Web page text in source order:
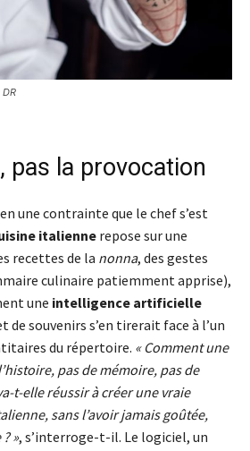
pas la provocation
une contrainte que le chef s’est
italiennerepose sur une
recettes de la nonna, des gestes
culinaire patiemment apprise),
une intelligence artificielle
de souvenirs s’en tirerait face à l’un
du répertoire. « Comment une
pas de mémoire, pas de
t-elle réussir à créer une vraie
sans l’avoir jamais goûtée,
», s’interroge-t-il. Le logiciel, un